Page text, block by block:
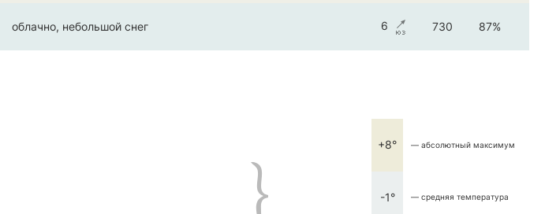
облачно, небольшой снег 6 730 87%
+8° — абсолютный максимум
-1° — средняя температура